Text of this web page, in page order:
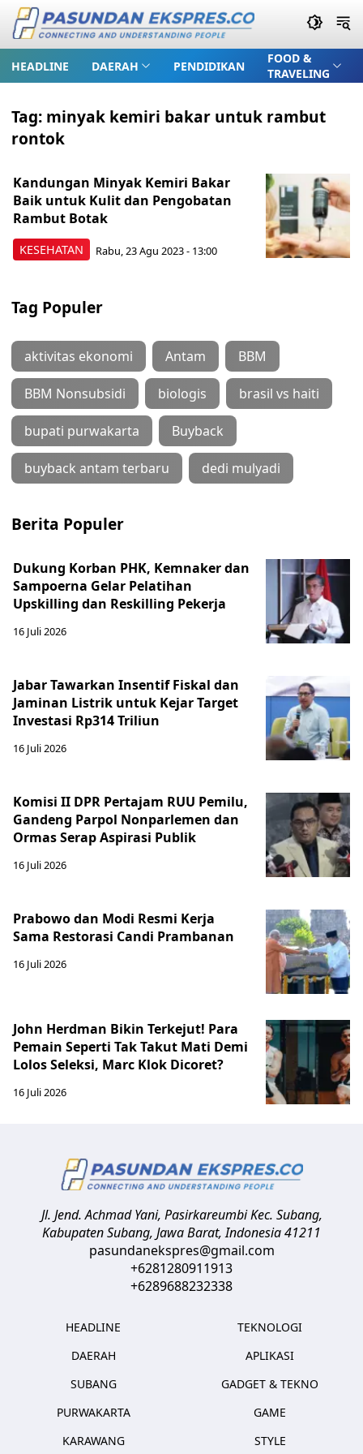
HEADLINE DAERAH PENDIDIKAN
FOOD &
TRAVELING
Tag: minyak kemiri bakar untuk rambut
rontok
KESEHATAN
Kandungan Minyak Kemiri Bakar
Baik untuk Kulit dan Pengobatan
Rambut Botak
Rabu, 23 Agu 2023 - 13:00
Tag Populer
aktivitas ekonomi Antam BBM
BBM Nonsubsidi biologis brasil vs haiti
bupati purwakarta Buyback
buyback antam terbaru dedi mulyadi
Berita Populer
Dukung Korban PHK, Kemnaker dan
Sampoerna Gelar Pelatihan
Upskilling dan Reskilling Pekerja
16 Juli 2026
Jabar Tawarkan Insentif Fiskal dan
Jaminan Listrik untuk Kejar Target
Investasi Rp314 Triliun
16 Juli 2026
Komisi II DPR Pertajam RUU Pemilu,
Gandeng Parpol Nonparlemen dan
Ormas Serap Aspirasi Publik
16 Juli 2026
Prabowo dan Modi Resmi Kerja
Sama Restorasi Candi Prambanan
16 Juli 2026
John Herdman Bikin Terkejut! Para
Pemain Seperti Tak Takut Mati Demi
Lolos Seleksi, Marc Klok Dicoret?
16 Juli 2026
Jl. Jend. Achmad Yani, Pasirkareumbi Kec. Subang,
Kabupaten Subang, Jawa Barat,Indonesia41211
pasundanekspres@gmail.com
+6281280911913
+6289688232338
HEADLINE
DAERAH
SUBANG
PURWAKARTA
KARAWANG
TEKNOLOGI
APLIKASI
GADGET & TEKNO
GAME
STYLE